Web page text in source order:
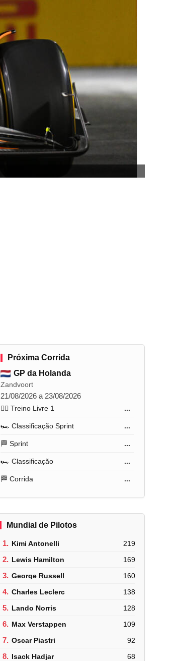
Próxima Corrida
GP da Holanda
Zandvoort
21/08/2026 a 23/08/2026
🏋️‍♂️ Treino Livre 1 ...
🏎️ Classificação Sprint ...
🏁 Sprint ...
🏎️ Classificação ...
🏁 Corrida ...
Mundial de Pilotos
1. Kimi Antonelli 219
2. Lewis Hamilton 169
3. George Russell 160
4. Charles Leclerc 138
5. Lando Norris 128
6. Max Verstappen 109
7. Oscar Piastri 92
8. Isack Hadjar 68